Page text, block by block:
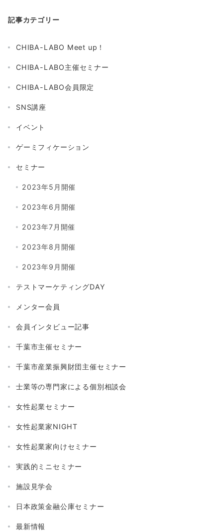
記事カテゴリー
CHIBA-LABO Meet up！
CHIBA-LABO主催セミナー
CHIBA-LABO会員限定
SNS講座
イベント
ゲーミフィケーション
セミナー
2023年5月開催
2023年6月開催
2023年7月開催
2023年8月開催
2023年9月開催
テストマーケティングDAY
メンター会員
会員インタビュー記事
千葉市主催セミナー
千葉市産業振興財団主催セミナー
士業等の専門家による個別相談会
女性起業セミナー
女性起業家NIGHT
女性起業家向けセミナー
実践的ミニセミナー
施設見学会
日本政策金融公庫セミナー
最新情報